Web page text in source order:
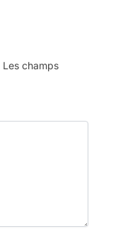
Les champs